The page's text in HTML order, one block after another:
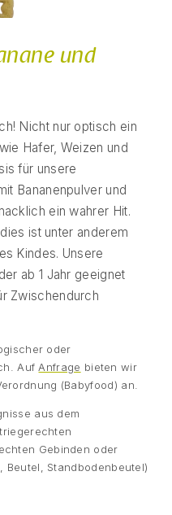
und
Nicht nur optisch ein
Hafer, Weizen und
für unsere
Bananenpulver und
ein wahrer Hit.
ist unter anderem
Kindes. Unsere
ab 1 Jahr geeignet
Zwischendurch
oder
Auf Anfrage bieten wir
(Babyfood) an.
aus dem
Gebinden oder
Beutel, Standbodenbeutel)